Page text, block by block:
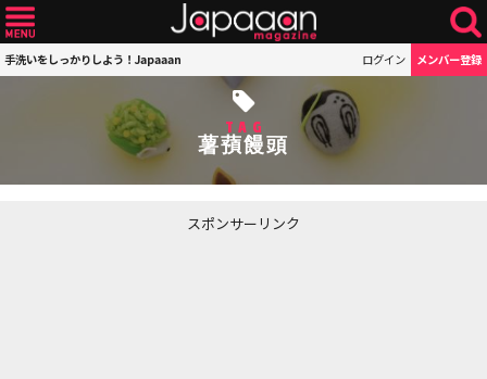
手洗いをしっかりしよう！Japaaan ログイン メンバー登録
TAG
薯蕷饅頭
スポンサーリンク